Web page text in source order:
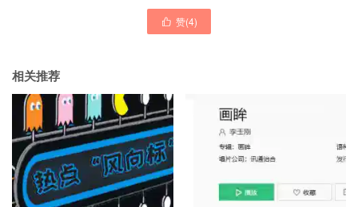
 赞(4)
相关推荐